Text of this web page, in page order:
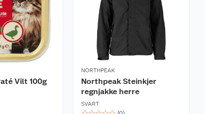
Vilt 100g
NORTHPEAK
Northpeak Steinkjer
regnjakke herre
SVART